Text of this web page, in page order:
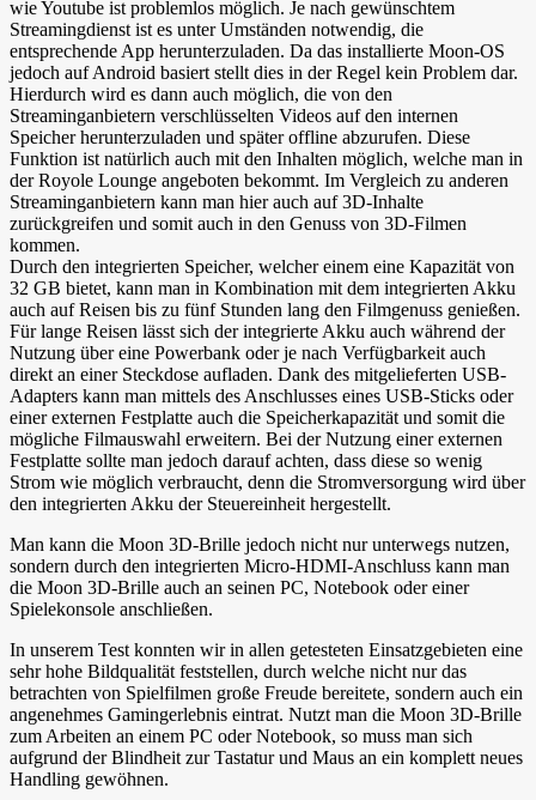
wie Youtube ist problemlos möglich. Je nach gewünschtem
Streamingdienst ist es unter Umständen notwendig, die
entsprechende App herunterzuladen. Da das installierte Moon-OS
jedoch auf Android basiert stellt dies in der Regel kein Problem dar.
Hierdurch wird es dann auch möglich, die von den
Streaminganbietern verschlüsselten Videos auf den internen
Speicher herunterzuladen und später offline abzurufen. Diese
Funktion ist natürlich auch mit den Inhalten möglich, welche man in
der Royole Lounge angeboten bekommt. Im Vergleich zu anderen
Streaminganbietern kann man hier auch auf 3D-Inhalte
zurückgreifen und somit auch in den Genuss von 3D-Filmen
kommen.
Durch den integrierten Speicher, welcher einem eine Kapazität von
32 GB bietet, kann man in Kombination mit dem integrierten Akku
auch auf Reisen bis zu fünf Stunden lang den Filmgenuss genießen.
Für lange Reisen lässt sich der integrierte Akku auch während der
Nutzung über eine Powerbank oder je nach Verfügbarkeit auch
direkt an einer Steckdose aufladen. Dank des mitgelieferten USB-
Adapters kann man mittels des Anschlusses eines USB-Sticks oder
einer externen Festplatte auch die Speicherkapazität und somit die
mögliche Filmauswahl erweitern. Bei der Nutzung einer externen
Festplatte sollte man jedoch darauf achten, dass diese so wenig
Strom wie möglich verbraucht, denn die Stromversorgung wird über
den integrierten Akku der Steuereinheit hergestellt.
Man kann die Moon 3D-Brille jedoch nicht nur unterwegs nutzen,
sondern durch den integrierten Micro-HDMI-Anschluss kann man
die Moon 3D-Brille auch an seinen PC, Notebook oder einer
Spielekonsole anschließen.
In unserem Test konnten wir in allen getesteten Einsatzgebieten eine
sehr hohe Bildqualität feststellen, durch welche nicht nur das
betrachten von Spielfilmen große Freude bereitete, sondern auch ein
angenehmes Gamingerlebnis eintrat. Nutzt man die Moon 3D-Brille
zum Arbeiten an einem PC oder Notebook, so muss man sich
aufgrund der Blindheit zur Tastatur und Maus an ein komplett neues
Handling gewöhnen.